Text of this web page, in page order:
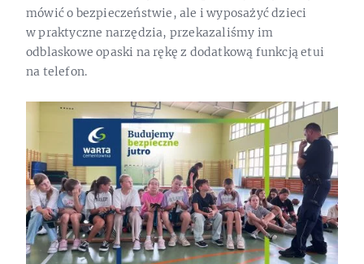
mówić o bezpieczeństwie, ale i wyposażyć dzieci
w praktyczne narzędzia, przekazaliśmy im
odblaskowe opaski na rękę z dodatkową funkcją etui
na telefon.